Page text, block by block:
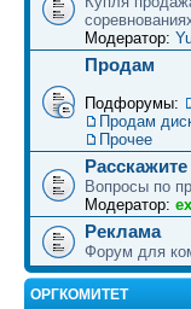
Модератор:
Продам
Подфорумы:
Продам
Прочее
Вопросы по
Модератор:
Реклама
Форум для
ОРГКОМИТЕТ